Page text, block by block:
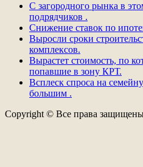
С загородного рынка в
подрядчиков .
Снижение ставок по
Выросли сроки
комплексов.
Вырастет стоимость, по
попавшие в зону КРТ.
Всплеск спроса на
большим .
Copyright © Все права